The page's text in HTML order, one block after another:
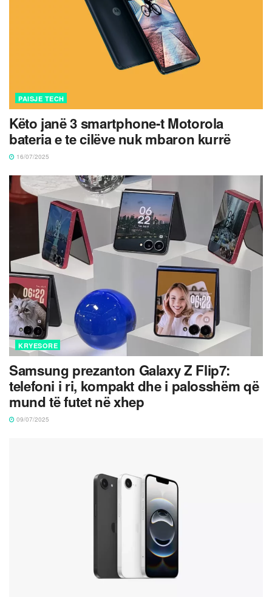
PAISJE TECH
Këto janë 3 smartphone-t Motorola
bateria e te cilëve nuk mbaron kurrë
16/07/2025
KRYESORE
Samsung prezanton Galaxy Z Flip7:
telefoni i ri, kompakt dhe i palosshëm që
mund të futet në xhep
09/07/2025